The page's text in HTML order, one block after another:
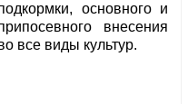
основного и
внесения
все виды культур.